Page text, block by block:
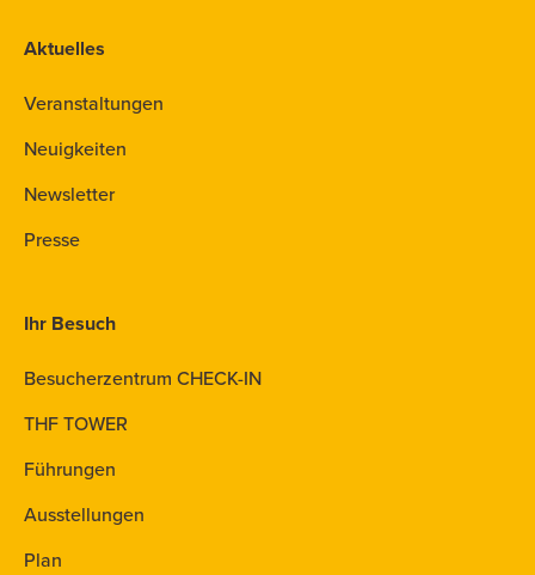
Aktuelles
Veranstaltungen
Neuigkeiten
Newsletter
Presse
Ihr Besuch
Besucherzentrum CHECK-IN
THF TOWER
Führungen
Ausstellungen
Plan